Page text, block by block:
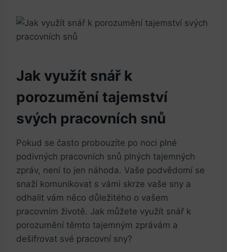
Jak využít snář k
porozumění tajemství
svých pracovních snů
Pokud se často probouzíte po noci plné
podivných pracovních snů plných tajemných
zpráv, není to jen náhoda. Vaše podvědomí se
snaží komunikovat s vámi skrze vaše sny a
odhalit vám něco důležitého o vašem
pracovním životě. Jak můžete využít snář k
porozumění těmto tajemným zprávám a
dešifrovat své pracovní sny?